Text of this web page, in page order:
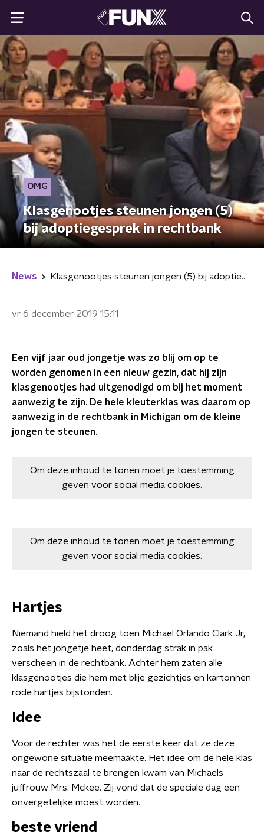
OMG
Klasgenootjes steunen jongen (5)
bij adoptiegesprek in rechtbank
News Klasgenootjes steunen jongen (5) bij adoptiegesprek in rechtbank
vr 6 december 2019 15:11
Een vijf jaar oud jongetje was zo blij om op te
worden genomen in een nieuw gezin, dat hij zijn
klasgenootjes had uitgenodigd om bij het moment
aanwezig te zijn. De hele kleuterklas was daarom op
aanwezig in de rechtbank in Michigan om de kleine
jongen te steunen.
Om deze inhoud te tonen moet je toestemming
geven voor social media cookies.
Om deze inhoud te tonen moet je toestemming
geven voor social media cookies.
Hartjes
Niemand hield het droog toen Michael Orlando Clark Jr,
zoals het jongetje heet, donderdag strak in pak
verscheen in de rechtbank. Achter hem zaten alle
klasgenootjes die hem met blije gezichtjes en kartonnen
rode hartjes bijstonden.
Idee
Voor de rechter was het de eerste keer dat ze deze
ongewone situatie meemaakte. Het idee om de hele klas
naar de rechtszaal te brengen kwam van Michaels
juffrouw Mrs. Mckee. Zij vond dat de speciale dag een
onvergetelijke moest worden.
beste vriend